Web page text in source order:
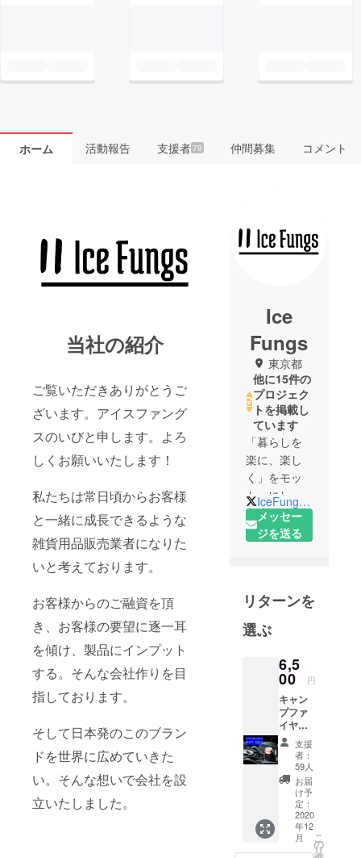
ホーム 活動報告 支援者79 仲間募集 コメント
当社の紹介
ご覧いただきありがとうご
ざいます。アイスファング
スのいびと申します。よろ
しくお願いいたします！
私たちは常日頃からお客様
と一緒に成長できるような
雑貨用品販売業者になりた
いと考えております。
お客様からのご融資を頂
き、お客様の要望に逐一耳
を傾け、製品にインプット
する。そんな会社作りを目
指しております。
そして日本発のこのブラン
ドを世界に広めていきた
い。そんな想いで会社を設
立いたしました。
Ice
Fungs
東京都
他に15件の
プロジェク
トを掲載し
ています
「暮らしを
楽に、楽し
く」をモッ
トーにして
います！
クラウド
Amazonで商
品を販売い
たします。
ラム、ツ
イッターの
方もチェッ
クよろしく
お願いいた
します。
Twitter→@Ic
eFungs_Off
インスタグ
ラム
→icefungs_o
IceFungs_Off
メッセー
ジを送る
リターンを
選ぶ
6,5
00 円
キャン
プファ
イヤー
限定価
格 通常
販売予
定価格
8800円
→6500
支援
者：
59人
お届
け予
定：
2020
年12
月
こ
の
リ